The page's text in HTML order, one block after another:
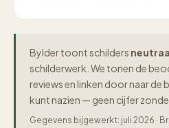
Bylder toont schilders
schilderwerk. We tonen de
reviews en linken door naar de
kunt nazien — geen cijfer
Gegevens bijgewerkt: juli 2026 ·